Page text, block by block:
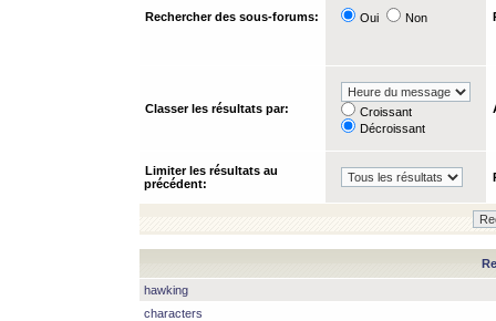
Rechercher des sous-forums: Oui Non
Classer les résultats par:
Croissant
Décroissant
Limiter les résultats au
précédent:
hawking
characters